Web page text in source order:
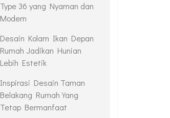
Type 36 yang Nyaman dan
Modern
Desain Kolam Ikan Depan
Rumah Jadikan Hunian
Lebih Estetik
Inspirasi Desain Taman
Belakang Rumah Yang
Tetap Bermanfaat